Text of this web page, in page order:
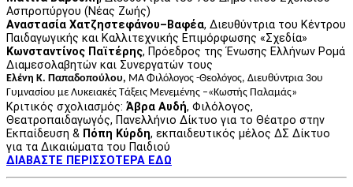
Ασπροπύργου (Νέας Ζωής)
Αναστασία Χατζηστεφάνου–Βαφέα, Διευθύντρια του Κέντρου
Παιδαγωγικής και Καλλιτεχνικής Επιμόρφωσης «Σχεδία»
Κωνσταντίνος Παϊτέρης, Πρόεδρος της Ένωσης Ελλήνων Ρομά
Διαμεσολαβητών και Συνεργατών τους
Ελένη Κ. Παπαδοπούλου, ΜΑ Φιλόλογος -Θεολόγος, Διευθύντρια 3ου
Γυμνασίου με Λυκειακές Τάξεις Μενεμένης –«Κωστής Παλαμάς»
Κριτικός σχολιασμός: Άβρα Αυδή, Φιλόλογος,
Θεατροπαιδαγωγός, Πανελλήνιο Δίκτυο για το Θέατρο στην
Εκπαίδευση & Πόπη Κύρδη, εκπαιδευτικός μέλος ΔΣ Δίκτυο
για τα Δικαιώματα του Παιδιού
ΔΙΑΒΑΣΤΕ ΠΕΡΙΣΣΟΤΕΡΑ ΕΔΩ